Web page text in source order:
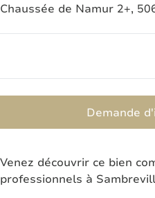
Chaussée de Namur 2+,
Demande
Venez découvrir ce bien
professionnels à